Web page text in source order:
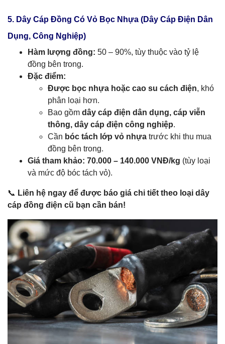
5. Dây Cáp Đồng Có Vỏ Bọc Nhựa (Dây Cáp Điện Dân
Dụng, Công Nghiệp)
Hàm lượng đồng: 50 – 90%, tùy thuộc vào tỷ lệ
đồng bên trong.
Đặc điểm:
Được bọc nhựa hoặc cao su cách điện, khó
phân loại hơn.
Bao gồm dây cáp điện dân dụng, cáp viễn
thông, dây cáp điện công nghiệp.
Cần bóc tách lớp vỏ nhựa trước khi thu mua
đồng bên trong.
Giá tham khảo: 70.000 – 140.000 VNĐ/kg (tùy loại
và mức độ bóc tách vỏ).
📞 Liên hệ ngay để được báo giá chi tiết theo loại dây
cáp đồng điện cũ bạn cần bán!